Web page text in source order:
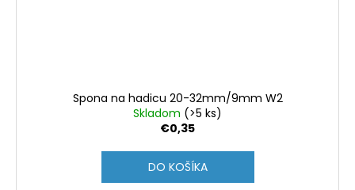
Spona na hadicu 20-32mm/9mm W2
Skladom (>5 ks)
€0,35
DO KOŠÍKA